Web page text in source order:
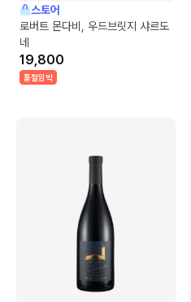
스토어
로버트 몬다비, 우드브릿지 샤르도
네
19,800
품절임박